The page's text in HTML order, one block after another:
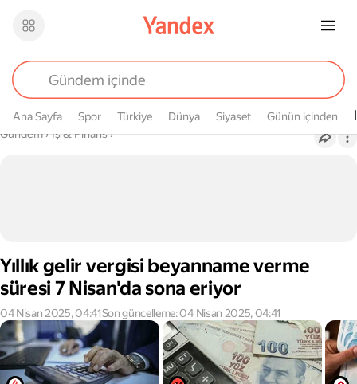
Ana Sayfa Spor Türkiye Dünya Siyaset Günün içinden
Buradasın
Gündem› İş & Finans›
Yıllık gelir vergisi beyanname verme
süresi 7 Nisan'da sona eriyor
04 Nisan 2025, 04:41Son güncelleme: 04 Nisan 2025, 04:41